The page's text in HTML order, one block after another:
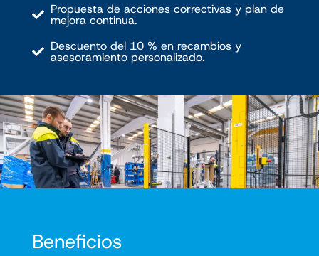
Propuesta de acciones correctivas y plan de
mejora continua.
Descuento del 10 % en recambios y
asesoramiento personalizado.
Beneficios